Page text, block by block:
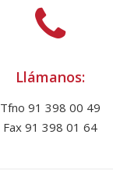
Llámanos:
Tfno 91 398 00 49
Fax 91 398 01 64